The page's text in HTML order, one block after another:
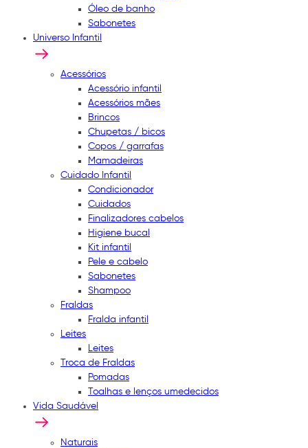
Óleo de banho
Sabonetes
Universo Infantil
Acessórios
Acessório infantil
Acessórios mães
Brincos
Chupetas / bicos
Copos / garrafas
Mamadeiras
Cuidado Infantil
Condicionador
Cuidados
Finalizadores cabelos
Higiene bucal
Kit infantil
Pele e cabelo
Sabonetes
Shampoo
Fraldas
Fralda infantil
Leites
Leites
Troca de Fraldas
Pomadas
Toalhas e lenços umedecidos
Vida Saudável
Naturais